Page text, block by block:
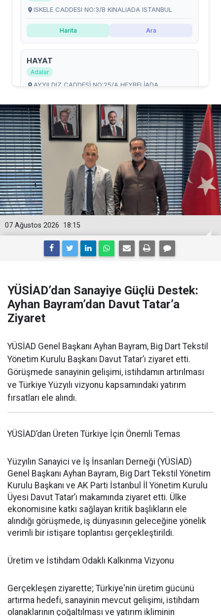
18:15
07 Ağustos 2026
YÜSİAD’dan Sanayiye Güçlü Destek:
Ayhan Bayram’dan Davut Tatar’a
Ziyaret
YÜSİAD Genel Başkanı Ayhan Bayram, Big Dart Tekstil
Yönetim Kurulu Başkanı Davut Tatar’ı ziyaret etti.
Görüşmede sanayinin gelişimi, istihdamın artırılması
ve Türkiye Yüzyılı vizyonu kapsamındaki yatırım
fırsatları ele alındı.
YÜSİAD’dan Üreten Türkiye İçin Önemli Temas
Yüzyılın Sanayici ve İş İnsanları Derneği (YÜSİAD)
Genel Başkanı Ayhan Bayram, Big Dart Tekstil Yönetim
Kurulu Başkanı ve AK Parti İstanbul İl Yönetim Kurulu
Üyesi Davut Tatar’ı makamında ziyaret etti. Ülke
ekonomisine katkı sağlayan kritik başlıkların ele
alındığı görüşmede, iş dünyasının geleceğine yönelik
verimli bir istişare toplantısı gerçekleştirildi.
Üretim ve İstihdam Odaklı Kalkınma Vizyonu
Gerçekleşen ziyarette; Türkiye'nin üretim gücünü
artırma hedefi, sanayinin mevcut gelişimi, istihdam
olanaklarının çoğaltılması ve yatırım ikliminin